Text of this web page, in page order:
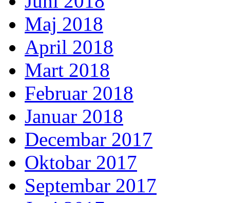
Maj 2018
April 2018
Mart 2018
Februar 2018
Januar 2018
Decembar 2017
Oktobar 2017
Septembar 2017